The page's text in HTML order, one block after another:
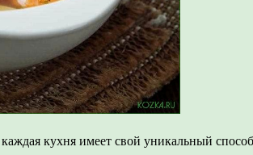
кухня имеет свой уникальный